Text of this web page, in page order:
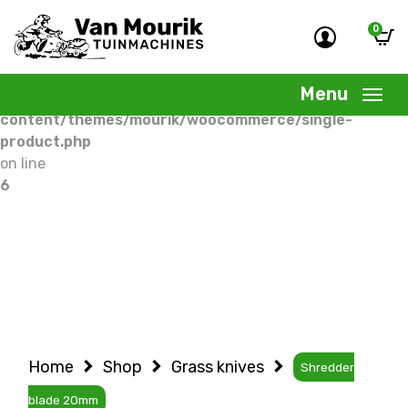
Warning
: Undefined variable $woocommercepage in
/home/allermedia/domains/vanmourik-
content/themes/mourik/woocommerce/single-
product.php
on line
6
0
Menu
Home Shop Grass knives Shredder
blade 20mm